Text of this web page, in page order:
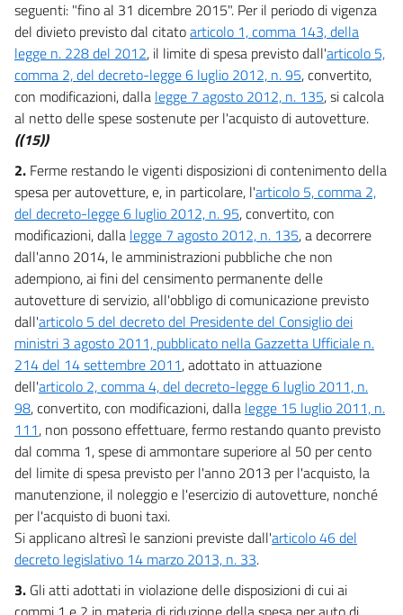
seguenti: "fino al 31 dicembre 2015". Per il periodo di vigenza
del divieto previsto dal citatoarticolo 1, comma 143, della
legge n. 228 del 2012, il limite di spesa previsto dall'articolo 5,
comma 2, del decreto-legge 6 luglio 2012, n. 95, convertito,
con modificazioni, dalla legge 7 agosto 2012, n. 135, si calcola
al netto delle spese sostenute per l'acquisto di autovetture.
((15))
2. Ferme restando le vigenti disposizioni di contenimento della
spesa per autovetture, e, in particolare, l'articolo 5, comma 2,
del decreto-legge 6 luglio 2012, n. 95, convertito, con
modificazioni, dalla legge 7 agosto 2012, n. 135, a decorrere
dall'anno 2014, le amministrazioni pubbliche che non
adempiono, ai fini del censimento permanente delle
autovetture di servizio, all'obbligo di comunicazione previsto
dall'articolo 5 del decreto del Presidente del Consiglio dei
ministri 3 agosto 2011, pubblicato nella Gazzetta Ufficiale n.
214 del 14 settembre 2011, adottato in attuazione
dell'articolo 2, comma 4, del decreto-legge 6 luglio 2011, n.
98, convertito, con modificazioni, dalla legge 15 luglio 2011, n.
111, non possono effettuare, fermo restando quanto previsto
dal comma 1, spese di ammontare superiore al 50 per cento
del limite di spesa previsto per l'anno 2013 per l'acquisto, la
manutenzione, il noleggio e l'esercizio di autovetture, nonché
per l'acquisto di buoni taxi.
Si applicano altresì le sanzioni previste dall'articolo 46 del
decreto legislativo 14 marzo 2013, n. 33.
3. Gli atti adottati in violazione delle disposizioni di cui ai